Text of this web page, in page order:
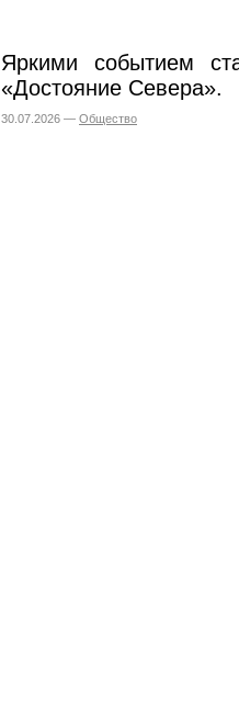
Яркими событием
«Достояние Севера».
30.07.2026 — Общество